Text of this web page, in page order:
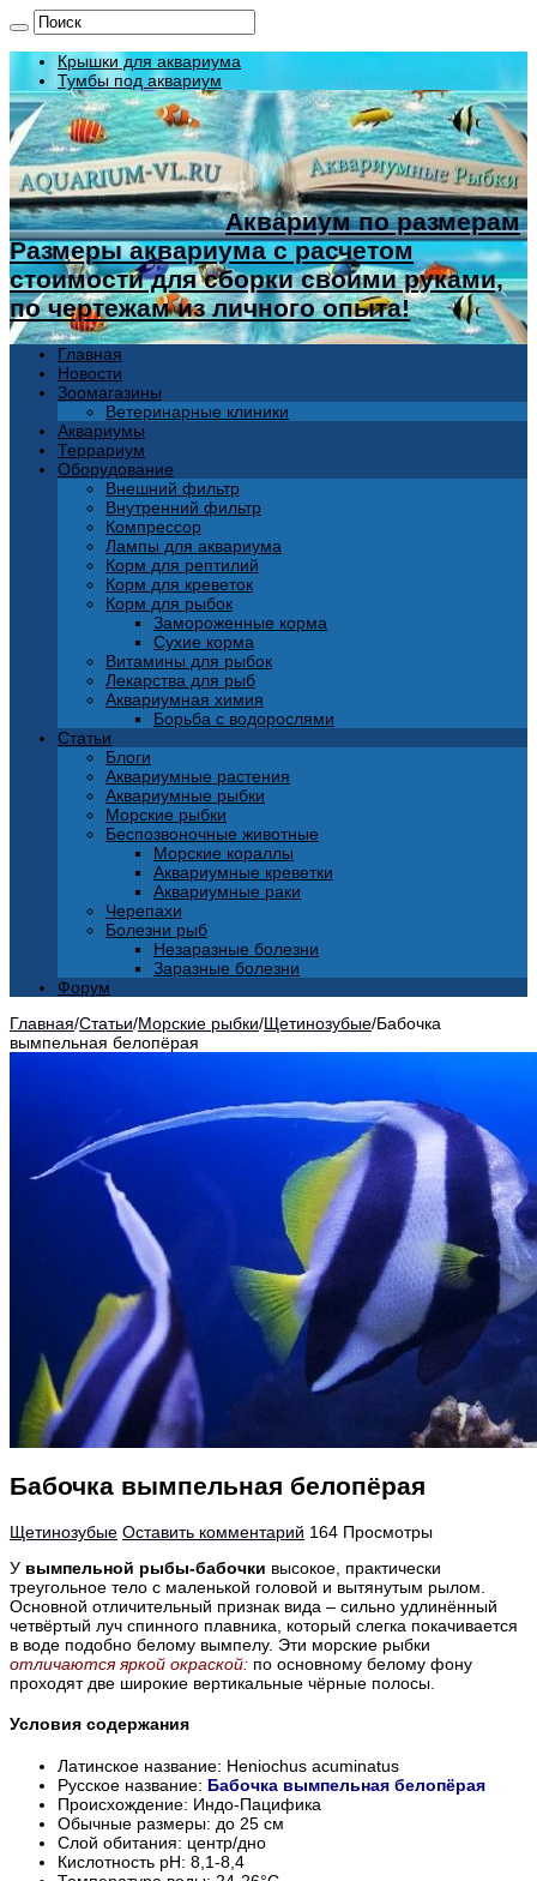
Крышки для аквариума
Тумбы под аквариум
Аквариум по размерам
Размеры аквариума с расчетом
стоимости для сборки своими руками,
по чертежам из личного опыта!
Главная
Новости
Зоомагазины
Ветеринарные клиники
Аквариумы
Террариум
Оборудование
Внешний фильтр
Внутренний фильтр
Компрессор
Лампы для аквариума
Корм для рептилий
Корм для креветок
Корм для рыбок
Замороженные корма
Сухие корма
Витамины для рыбок
Лекарства для рыб
Аквариумная химия
Борьба с водорослями
Статьи
Блоги
Аквариумные растения
Аквариумные рыбки
Морские рыбки
Беспозвоночные животные
Морские кораллы
Аквариумные креветки
Аквариумные раки
Черепахи
Болезни рыб
Незаразные болезни
Заразные болезни
Форум
Главная/Статьи/Морские рыбки/Щетинозубые/Бабочка
вымпельная белопёрая
Бабочка вымпельная белопёрая
Щетинозубые Оставить комментарий 164 Просмотры
У вымпельной рыбы-бабочки высокое, практически
треугольное тело с маленькой головой и вытянутым рылом.
Основной отличительный признак вида – сильно удлинённый
четвёртый луч спинного плавника, который слегка покачивается
в воде подобно белому вымпелу. Эти морские рыбки
отличаются яркой окраской: по основному белому фону
проходят две широкие вертикальные чёрные полосы.
Условия содержания
Латинское название: Heniochus acuminatus
Русское название: Бабочка вымпельная белопёрая
Происхождение: Индо-Пацифика
Обычные размеры: до 25 см
Слой обитания: центр/дно
Кислотность pH: 8,1-8,4